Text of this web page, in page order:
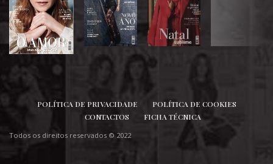
SIGA-NOS
POLÍTICA DE PRIVACIDADE
POLÍTICA DE COOKIES
CONTACTOS
FICHA TÉCNICA
Todos os direitos reservados © 2022